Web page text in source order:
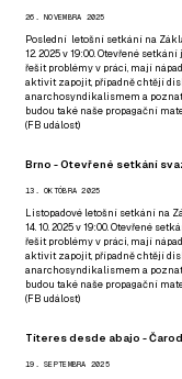
26. NOVEMBRA 2025
Poslední letošní setkání na
12. 2025 v 19:00. Otevřené
řešit problémy v práci, mají
aktivit zapojit, případně chtějí
anarchosyndikalismem a
budou také naše propagační
(FB událost)
Brno - Otevřené setkání
13. OKTÓBRA 2025
Listopadové letošní setkání na
14. 10. 2025 v 19:00. Otevřené
řešit problémy v práci, mají
aktivit zapojit, případně chtějí
anarchosyndikalismem a
budou také naše propagační
(FB událost)
Títeres desde abajo -
19. SEPTEMBRA 2025